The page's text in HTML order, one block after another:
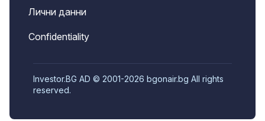
Лични данни
Confidentiality
Investor.BG AD © 2001-2026 bgonair.bg All rights
reserved.